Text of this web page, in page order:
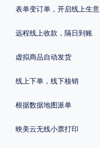
表单变订单，开启线上生意
远程线上收款，隔日到账
虚拟商品自动发货
线上下单，线下核销
根据数据地图派单
映美云无线小票打印